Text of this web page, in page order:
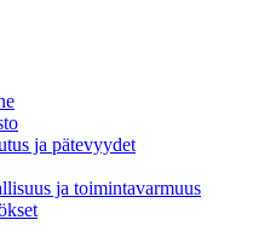
ja pätevyydet
ja toimintavarmuus